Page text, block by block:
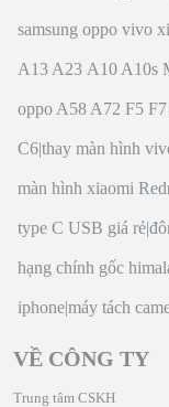
samsung oppo vivo
A13 A23 A10 A10s
oppo A58 A72 F5
C6|thay màn hình
màn hình xiaomi
type C USB giá rẻ|
hạng chính gốc
iphone|máy tách
VỀ CÔNG TY
Trung tâm CSKH